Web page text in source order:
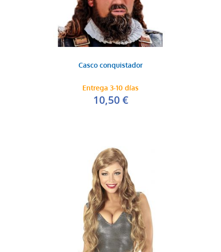
Casco conquistador
Entrega 3-10 días
10,50 €